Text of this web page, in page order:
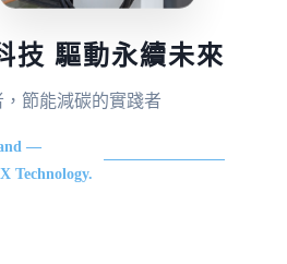
技 驅動永續未來
節能減碳的實踐者
—
Technology.